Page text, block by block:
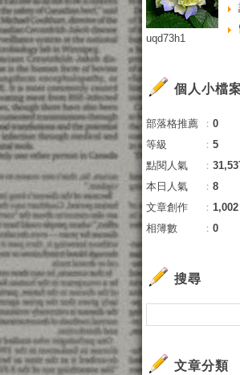
uqd73h1
個人小檔
部落格推薦 ： 0
等級
： 5
點閱人氣
：
本日人氣
： 8
文章創作
： 1,002
相簿數
： 0
搜尋
文章分類